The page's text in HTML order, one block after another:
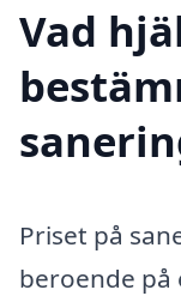
Vad
Priset på
beroende på